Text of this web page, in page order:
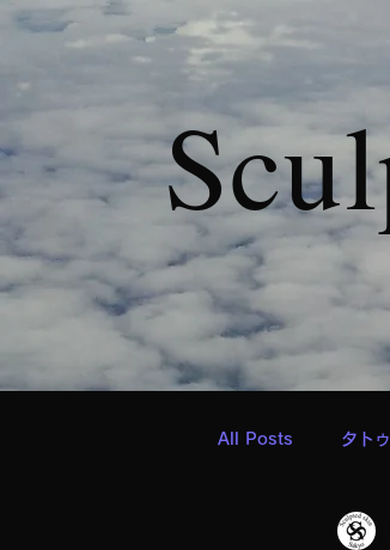
All Posts タト